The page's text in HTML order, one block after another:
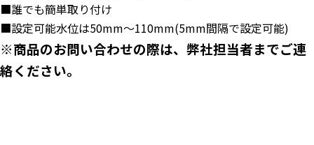
■誰でも簡単取り付け
■設定可能水位は50mm～110mm(5mm間隔で設定可能)
※商品のお問い合わせの際は、弊社担当者までご連
絡ください。